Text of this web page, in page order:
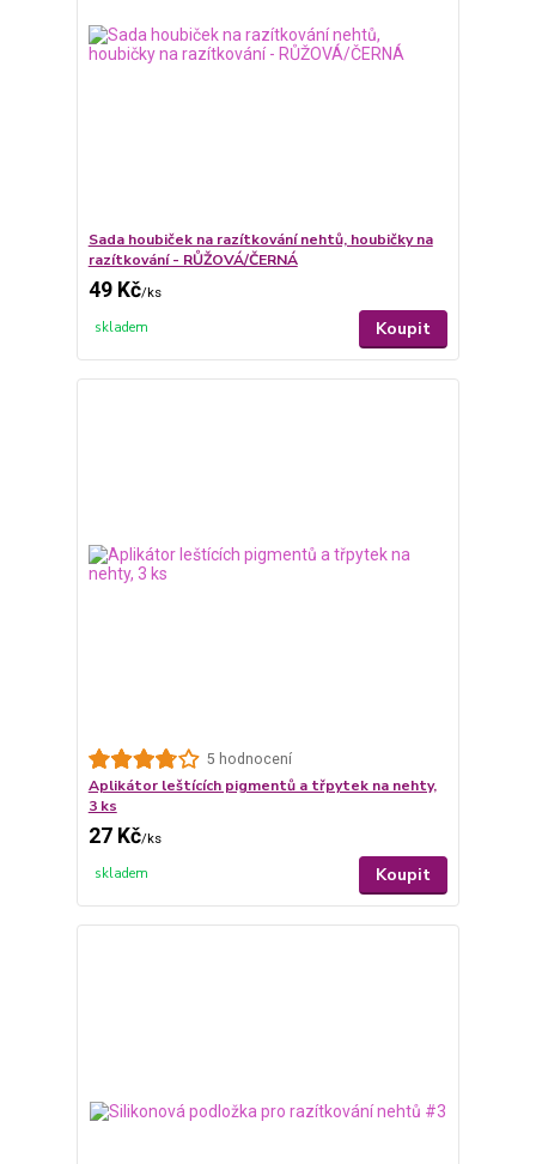
Sada houbiček na razítkování nehtů, houbičky na
razítkování - RŮŽOVÁ/ČERNÁ
49 Kč/ks
skladem Koupit
5 hodnocení
Aplikátor leštících pigmentů a třpytek na nehty,
3 ks
27 Kč/ks
skladem Koupit